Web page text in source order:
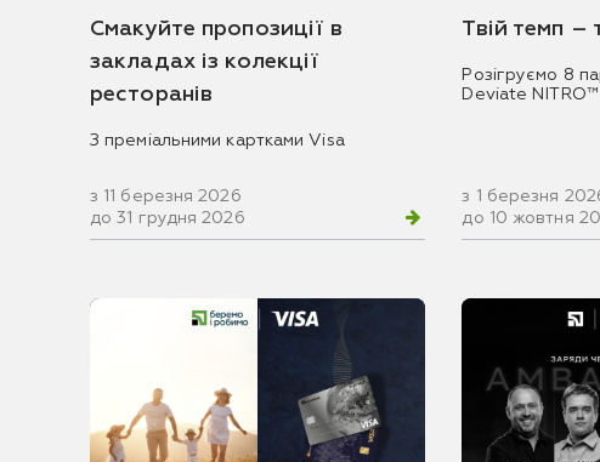
Смакуйте пропозиції в
закладах із колекції
ресторанів
З преміальними картками Visa
з 11 березня 2026
до 31 грудня 2026
Твій темп –
Розігруємо 8
Deviate
з 1 березня
до 10 жовтня